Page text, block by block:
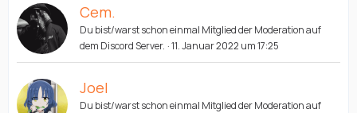
Cem.
Du bist/warst schon einmal Mitglied der Moderation auf
dem Discord Server. 11. Januar 2022 um 17:25
Joel
Du bist/warst schon einmal Mitglied der Moderation auf